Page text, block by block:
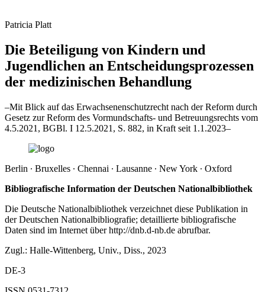
Patricia Platt
Die Beteiligung von Kindern und
Jugendlichen an Entscheidungsprozessen
der medizinischen Behandlung
–Mit Blick auf das Erwachsenenschutzrecht nach der Reform durch
Gesetz zur Reform des Vormundschafts- und Betreuungsrechts vom
4.5.2021, BGBl. I 12.5.2021, S. 882, in Kraft seit 1.1.2023–
Berlin ∙ Bruxelles ∙ Chennai ∙ Lausanne ∙ New York ∙ Oxford
Bibliografische Information der Deutschen Nationalbibliothek
Die Deutsche Nationalbibliothek verzeichnet diese Publikation in
der Deutschen Nationalbibliografie; detaillierte bibliografische
Daten sind im Internet überhttp://dnb.d-nb.de abrufbar.
Zugl.: Halle-Wittenberg, Univ., Diss., 2023
DE-3